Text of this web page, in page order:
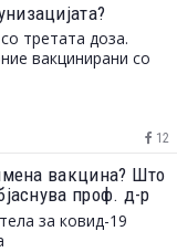
третата доза.
вакцинирани со
12
вакцина? Што
проф. д-р
за ковид-19